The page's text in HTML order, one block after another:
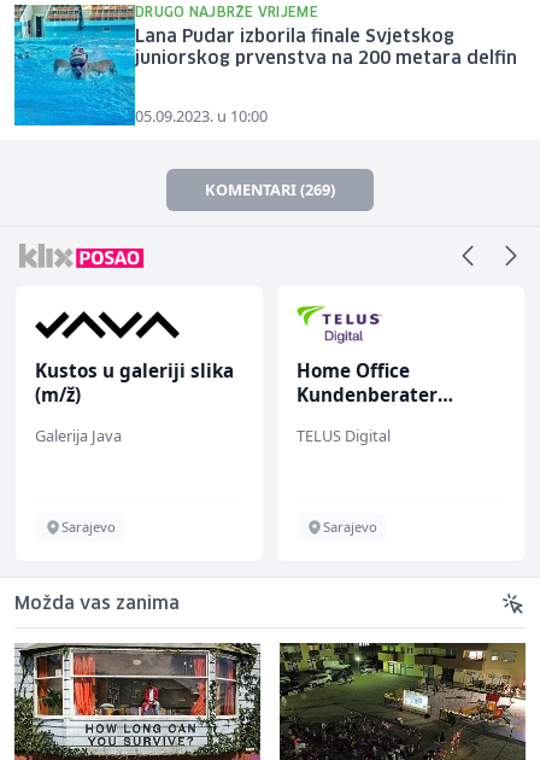
DRUGO NAJBRŽE VRIJEME
Lana Pudar izborila finale Svjetskog
juniorskog prvenstva na 200 metara delfin
05.09.2023. u 10:00
KOMENTARI (269)
Kustos u galeriji slika
(m/ž)
Galerija Java
Sarajevo
Home Office
Kundenberater
renommiertes
TELUS Digital
Sarajevo
Možda vas zanima